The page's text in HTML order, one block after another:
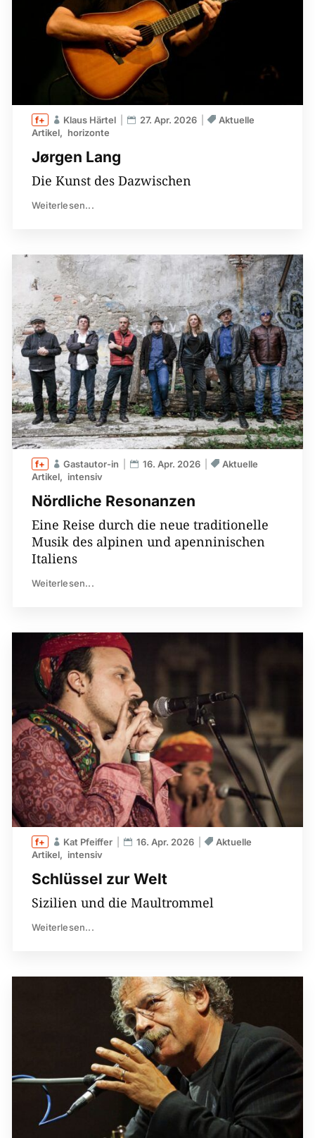
Jørgen Lang
Klaus Härtel 27. Apr. 2026
Aktuelle
Artikel
horizonte
Die Kunst des Dazwischen
Weiterlesen...
Nördliche Resonanzen
Gastautor-in 16. Apr. 2026
Aktuelle
Artikel
intensiv
Eine Reise durch die neue traditionelle
Musik des alpinen und apenninischen
Italiens
Weiterlesen...
Schlüssel zur Welt
Kat Pfeiffer 16. Apr. 2026
Aktuelle
Artikel
intensiv
Sizilien und die Maultrommel
Weiterlesen...